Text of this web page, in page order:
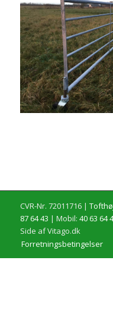
CVR-Nr. 72011716 |
87 64 43 | Mobil: 40 63 64
Side af Vitago.dk
Forretningsbetingelser